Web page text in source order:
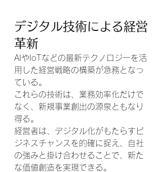
デジタル技術による経営
革新
AIやIoTなどの最新テクノロジーを活
用した経営戦略の構築が急務となっ
ている。
これらの技術は、業務効率化だけで
なく、新規事業創出の源泉ともなり
得る。
経営者は、デジタル化がもたらすビ
ジネスチャンスを的確に捉え、自社
の強みと掛け合わせることで、新た
な価値創造を実現できる。